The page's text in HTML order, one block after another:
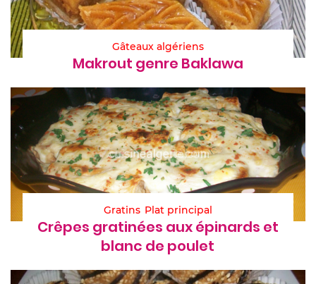
Gâteaux algériens
Makrout genre Baklawa
Gratins Plat principal
Crêpes gratinées aux épinards et
blanc de poulet